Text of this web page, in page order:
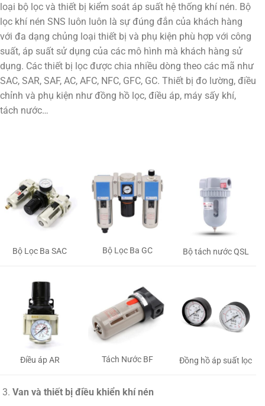
loại bộ lọc và thiết bị kiểm soát áp suất hệ thống khí nén. Bộ
lọc khí nén SNS luôn luôn là sự đúng đắn của khách hàng
với đa dạng chủng loại thiết bị và phụ kiện phù hợp với công
suất, áp suất sử dụng của các mô hình mà khách hàng sử
dụng. Các thiết bị lọc được chia nhiều dòng theo các mã như
SAC, SAR, SAF, AC, AFC, NFC, GFC, GC. Thiết bị đo lường, điều
chỉnh và phụ kiện như đồng hồ lọc, điều áp, máy sấy khí,
tách nước…
Bộ Lọc Ba SAC Bộ Lọc Ba GC Bộ tách nước QSL
Điều áp AR Tách Nước BF Đồng hồ áp suất lọc
Van và thiết bị điều khiển khí nén